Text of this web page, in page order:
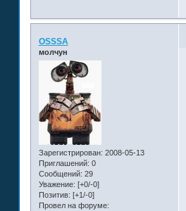
OSSSA
молчун
Зарегистрирован: 2008-05-13
Приглашений: 0
Сообщений: 29
Уважение: [+0/-0]
Позитив: [+1/-0]
Провел на форуме: